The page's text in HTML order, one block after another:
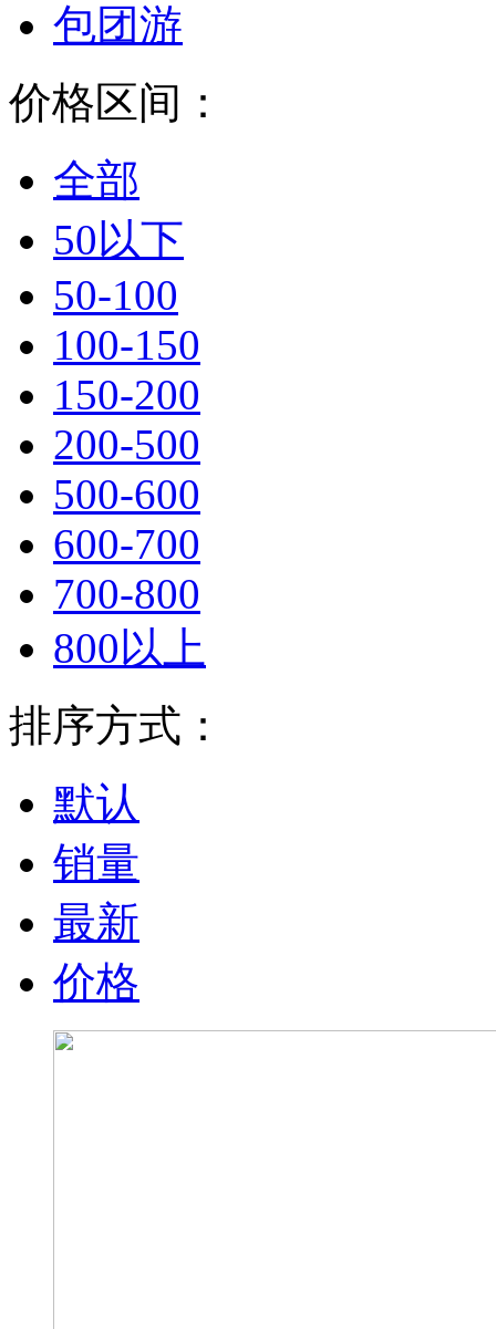
包团游
价格区间：
全部
50以下
50-100
100-150
150-200
200-500
500-600
600-700
700-800
800以上
排序方式：
默认
销量
最新
价格